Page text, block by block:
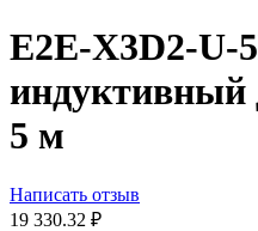
E2E-X3D2-U-
индуктивный
5 м
Написать отзыв
19 330.32 ₽